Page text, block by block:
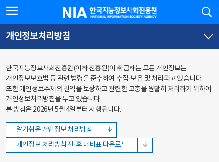
바로가기
바로가기
한국지능정보사회진흥원
개인정보처리방침
한국지능정보사회진흥원(이하 진흥원)이 취급하는 모든 개인정보는
개인정보보호법 등 관련 법령을 준수하여 수집·보유 및 처리되고 있습니다.
또한 개인정보주체의 권익을 보장하고 관련한 고충을 원활히 처리하기 위하여
개인정보처리방침을 두고 있습니다.
본 방침은 2026년 5월 4일부터 시행됩니다.
알기쉬운 개인정보 처리방침
개인정보 처리방침 전·후 대비표 다운로드